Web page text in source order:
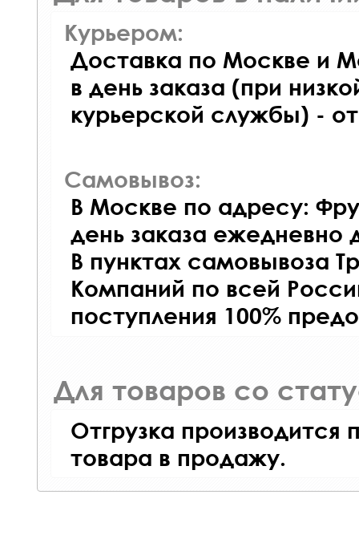
Курьером:
Доставка по Москве и
в день заказа (при
курьерской службы) -
Самовывоз:
В Москве по адресу:
день заказа ежедневно
В пунктах самовывоза
Компаний по всей
поступления 100%
Для товаров со
Отгрузка производится
товара в продажу.